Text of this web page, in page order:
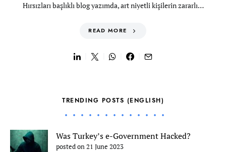
Hırsızları başlıklı blog yazımda, art niyetli kişilerin zararlı…
READ MORE
TRENDING POSTS (ENGLISH)
Was Turkey’s e-Government Hacked?
posted on 21 June 2023